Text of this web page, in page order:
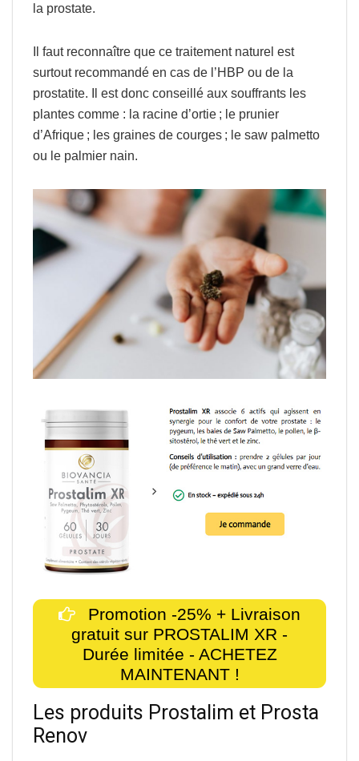
la prostate.
Il faut reconnaître que ce traitement naturel est
surtout recommandé en cas de l’HBP ou de la
prostatite. Il est donc conseillé aux souffrants les
plantes comme : la racine d’ortie ; le prunier
d’Afrique ; les graines de courges ; le saw palmetto
ou le palmier nain.
Promotion -25% + Livraison
gratuit sur PROSTALIM XR -
Durée limitée - ACHETEZ
MAINTENANT !
Les produits Prostalim et Prosta
Renov